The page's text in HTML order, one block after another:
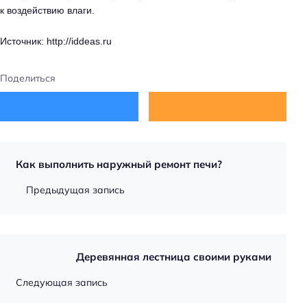
к воздействию влаги.
Источник: http://iddeas.ru
Поделиться
Как выполнить наружный ремонт печи?
Предыдущая запись
Деревянная лестница своими руками
Следующая запись